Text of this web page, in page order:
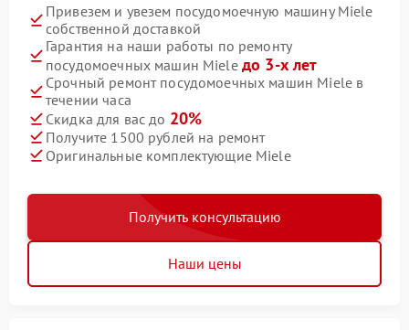
Привезем и увезем посудомоечную машину Miele
собственной доставкой
Гарантия на наши работы по ремонту
посудомоечных машин Miele до 3-х лет
Срочный ремонт посудомоечных машин Miele в
течении часа
Скидка для вас до 20%
Получите 1500 рублей на ремонт
Оригинальные комплектующие Miele
Получить консультацию
Наши цены